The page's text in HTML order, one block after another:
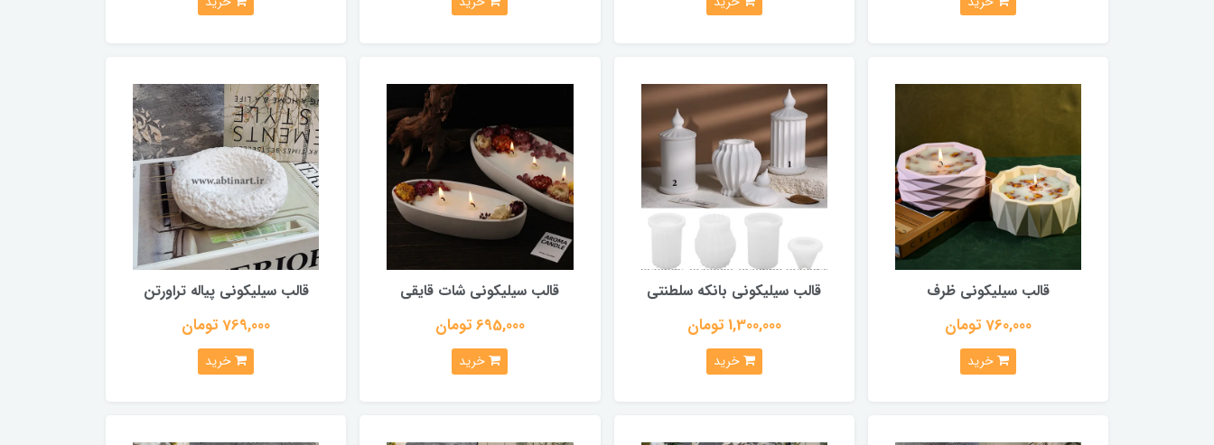
قالب سیلیکونی ظرف
760,000 تومان
خرید
قالب سیلیکونی بانکه سلطنتی
1,300,000 تومان
خرید
قالب سیلیکونی شات قایقی
695,000 تومان
خرید
قالب سیلیکونی پیاله تراورتن
769,000 تومان
خرید